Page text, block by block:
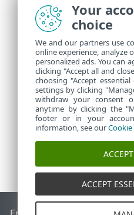
Your
choice
We and our partners use
online experience, analyze
personalized ads. You can
clicking "Accept all and
choosing "Accept
settings by clicking
withdraw your consent
anytime by clicking the
footer or in your
information, see ourCookie
ACCEPT